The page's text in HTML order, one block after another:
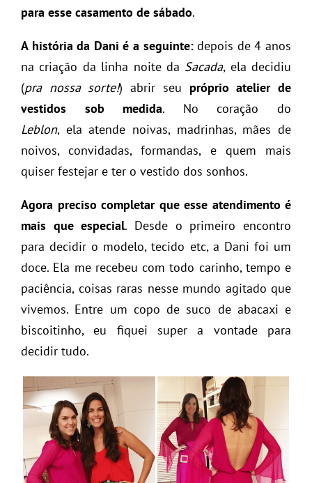
para esse casamento de sábado.
A história da Dani é a seguinte:depois de 4 anos
na criação da linha noite da Sacada, ela decidiu
(pra nossa sorte!) abrir seu próprio atelier de
vestidos sob medida. No coração do
Leblon, ela atende noivas, madrinhas, mães de
noivos, convidadas, formandas, e quem mais
quiser festejar e ter o vestido dos sonhos.
Agora preciso completar que esse atendimento é
mais que especial. Desde o primeiro encontro
para decidir o modelo, tecido etc, a Dani foi um
doce. Ela me recebeu com todo carinho, tempo e
paciência, coisas raras nesse mundo agitado que
vivemos. Entre um copo de suco de abacaxi e
biscoitinho, eu fiquei super a vontade para
decidir tudo.